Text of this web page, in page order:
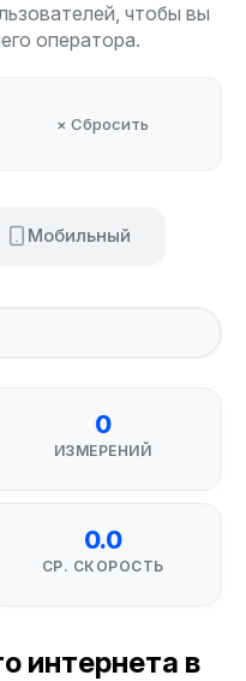
чтобы вы
оператора.
× Сбросить
Мобильный
0
ИЗМЕРЕНИЙ
0.0
СР. СКОРОСТЬ
интернета в